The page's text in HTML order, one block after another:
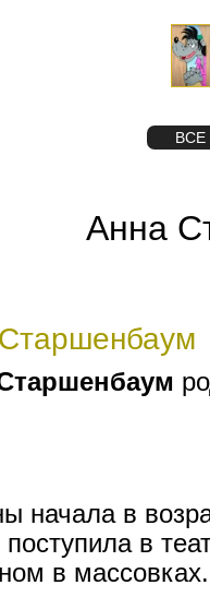
ВСЕ
Анна
начала в
в
в массовках.